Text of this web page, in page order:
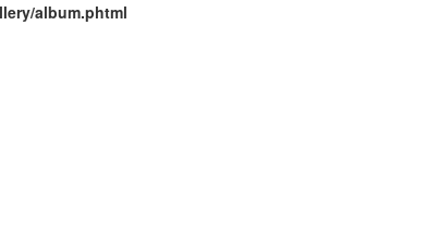
album.phtml